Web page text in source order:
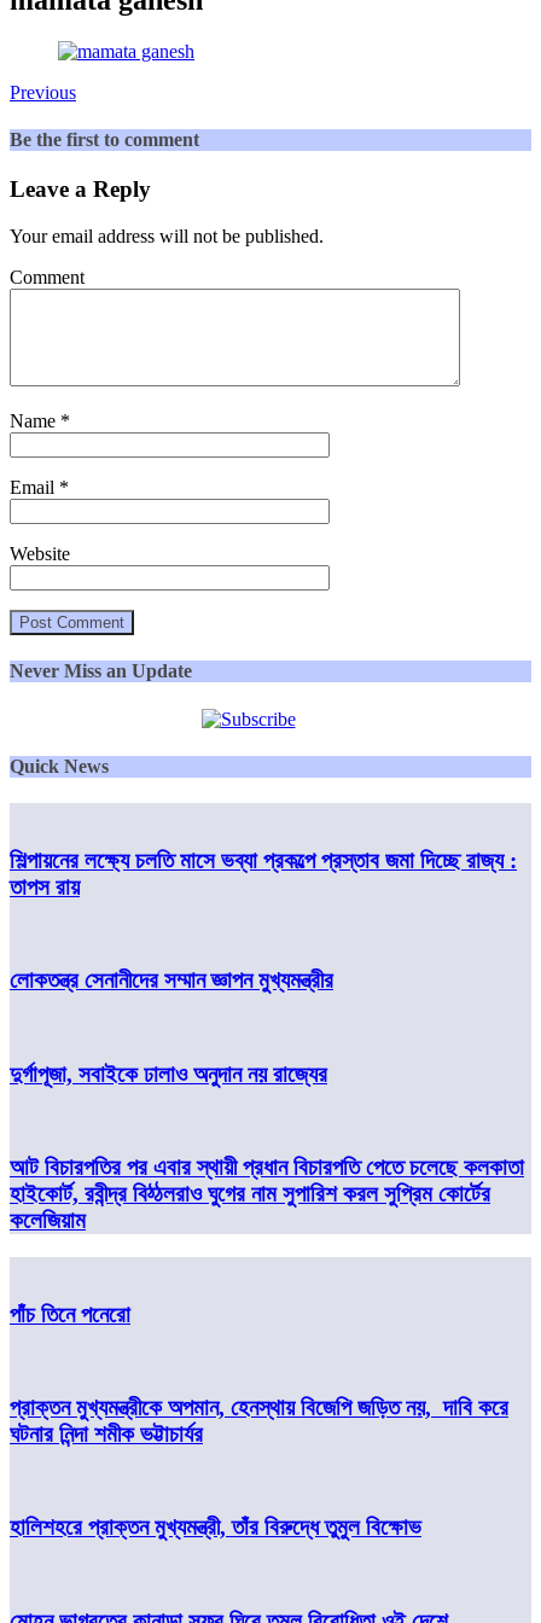
Previous
Be the first to comment
Leave a Reply
Your email address will not be published.
Comment
Name *
Email *
Website
Never Miss an Update
Quick News
শিল্পায়নের লক্ষ্যে চলতি মাসে ভব্যা প্রকল্পে প্রস্তাব জমা দিচ্ছে রাজ্য :
তাপস রায়
লোকতন্ত্র সেনানীদের সম্মান জ্ঞাপন মুখ্যমন্ত্রীর
দুর্গাপূজা, সবাইকে ঢালাও অনুদান নয় রাজ্যের
আট বিচারপতির পর এবার স্থায়ী প্রধান বিচারপতি পেতে চলেছে কলকাতা
হাইকোর্ট, রবীন্দ্র বিঠ্ঠলরাও ঘুগের নাম সুপারিশ করল সুপ্রিম কোর্টের
কলেজিয়াম
পাঁচ তিনে পনেরো
প্রাক্তন মুখ্যমন্ত্রীকে অপমান, হেনস্থায় বিজেপি জড়িত নয়, দাবি করে
ঘটনার নিন্দা শমীক ভট্টাচার্যর
হালিশহরে প্রাক্তন মুখ্যমন্ত্রী, তাঁর বিরুদ্ধে তুমুল বিক্ষোভ